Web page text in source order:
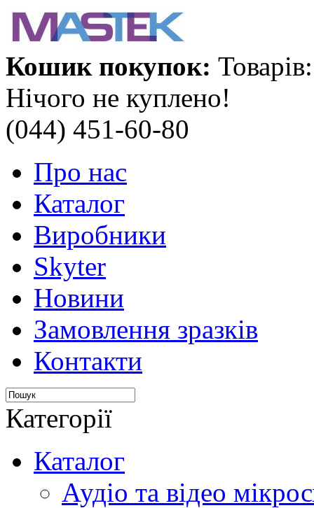
Кошик покупок:
Нічого не куплено!
(044) 451-60-80
Про нас
Каталог
Виробники
Skyter
Новини
Замовлення зразків
Контакти
Категорії
Каталог
Аудіо та відео